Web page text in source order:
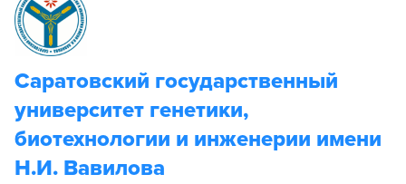
Саратовский государственный
университет генетики,
биотехнологии и инженерии имени
Н.И. Вавилова